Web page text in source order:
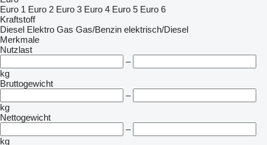
Euro 1 Euro 2 Euro 3 Euro 4 Euro 5 Euro 6
Kraftstoff
Diesel Elektro Gas Gas/Benzin elektrisch/Diesel
Merkmale
Nutzlast
–
kg
Bruttogewicht
–
kg
Nettogewicht
–
kg